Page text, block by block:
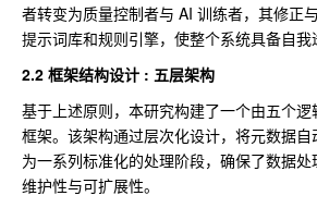
者转变为质量控制者与 AI 训练者，其修正
提示词库和规则引擎，使整个系统具备自我
2.2 框架结构设计 : 五层架构
基于上述原则，本研究构建了一个由五个
框架。该架构通过层次化设计，将元数据
为一系列标准化的处理阶段，确保了数据
维护性与可扩展性。